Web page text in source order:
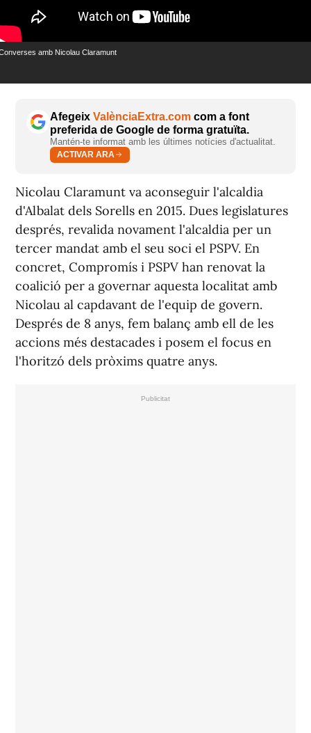
amb Nicolau Claramunt
Afegeix ValènciaExtra.com com a font
preferida de Google de forma gratuïta.
Mantén-te informat amb les últimes notícies d'actualitat.
ACTIVAR ARA
Nicolau Claramunt va aconseguir l'alcaldia
d'Albalat dels Sorells en 2015. Dues legislatures
després, revalida novament l'alcaldia per un
tercer mandat amb el seu soci el PSPV. En
concret, Compromís i PSPV han renovat la
coalició per a governar aquesta localitat amb
Nicolau al capdavant de l'equip de govern.
Després de 8 anys, fem balanç amb ell de les
accions més destacades i posem el focus en
l'horitzó dels pròxims quatre anys.